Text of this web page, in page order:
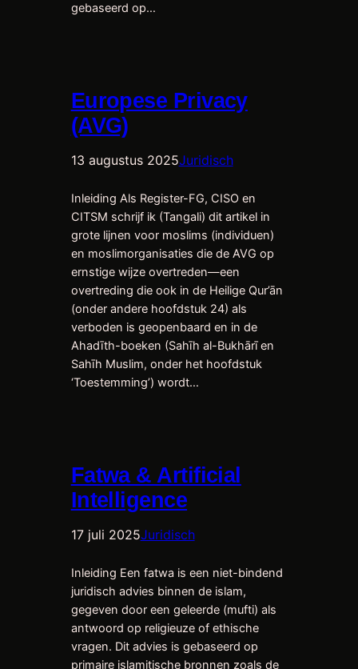
gebaseerd op…
Europese Privacy
(AVG)
13 augustus 2025Juridisch
Inleiding Als Register-FG, CISO en
CITSM schrijf ik (Tangali) dit artikel in
grote lijnen voor moslims (individuen)
en moslimorganisaties die de AVG op
ernstige wijze overtreden—een
overtreding die ook in de Heilige Qur’ān
(onder andere hoofdstuk 24) als
verboden is geopenbaard en in de
Ahadīth-boeken (Sahīh al-Bukhārī en
Sahīh Muslim, onder het hoofdstuk
‘Toestemming’) wordt…
Fatwa & Artificial
Intelligence
17 juli 2025Juridisch
Inleiding Een fatwa is een niet-bindend
juridisch advies binnen de islam,
gegeven door een geleerde (mufti) als
antwoord op religieuze of ethische
vragen. Dit advies is gebaseerd op
primaire islamitische bronnen zoals de